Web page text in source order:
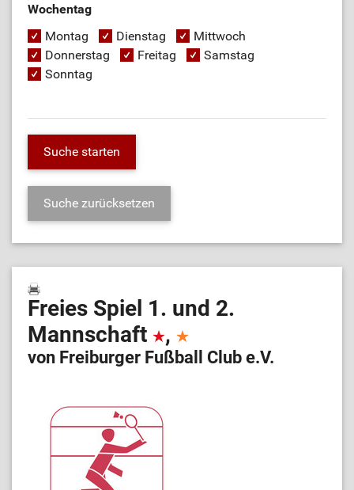
Wochentag
Montag
Dienstag
Mittwoch
Donnerstag
Freitag
Samstag
Sonntag
Freies Spiel 1. und 2.
Mannschaft
,
von Freiburger Fußball Club e.V.